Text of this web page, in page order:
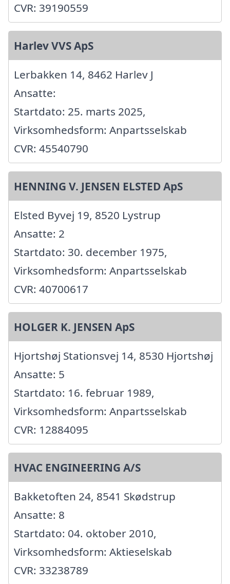
CVR: 39190559
Harlev VVS ApS
Lerbakken 14, 8462 Harlev J
Ansatte:
Startdato: 25. marts 2025,
Virksomhedsform: Anpartsselskab
CVR: 45540790
HENNING V. JENSEN ELSTED ApS
Elsted Byvej 19, 8520 Lystrup
Ansatte: 2
Startdato: 30. december 1975,
Virksomhedsform: Anpartsselskab
CVR: 40700617
HOLGER K. JENSEN ApS
Hjortshøj Stationsvej 14, 8530 Hjortshøj
Ansatte: 5
Startdato: 16. februar 1989,
Virksomhedsform: Anpartsselskab
CVR: 12884095
HVAC ENGINEERING A/S
Bakketoften 24, 8541 Skødstrup
Ansatte: 8
Startdato: 04. oktober 2010,
Virksomhedsform: Aktieselskab
CVR: 33238789